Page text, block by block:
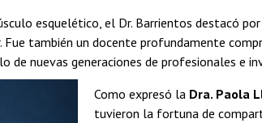
esquelético, el Dr. Barrientos destacó
Fue también un docente profundamente
de nuevas generaciones de profesionales e
Como expresó la Dra. Paola
tuvieron la fortuna de